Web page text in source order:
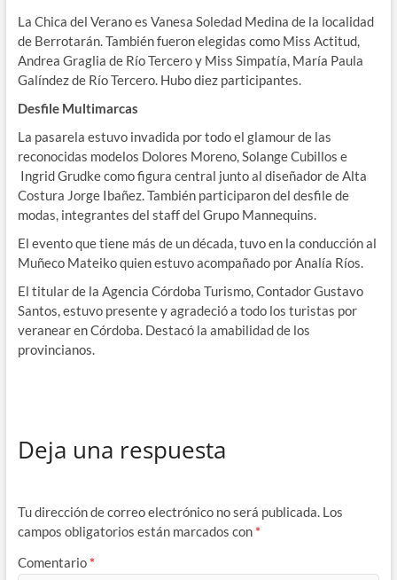
La Chica del Verano es Vanesa Soledad Medina de la localidad
de Berrotarán. También fueron elegidas como Miss Actitud,
Andrea Graglia de Río Tercero y Miss Simpatía, María Paula
Galíndez de Río Tercero. Hubo diez participantes.
Desfile Multimarcas
La pasarela estuvo invadida por todo el glamour de las
reconocidas modelos Dolores Moreno, Solange Cubillos e
Ingrid Grudke como figura central junto al diseñador de Alta
Costura Jorge Ibañez. También participaron del desfile de
modas, integrantes del staff del Grupo Mannequins.
El evento que tiene más de un década, tuvo en la conducción al
Muñeco Mateiko quien estuvo acompañado por Analía Ríos.
El titular de la Agencia Córdoba Turismo, Contador Gustavo
Santos, estuvo presente y agradeció a todo los turistas por
veranear en Córdoba. Destacó la amabilidad de los
provincianos.
Deja una respuesta
Tu dirección de correo electrónico no será publicada. Los
campos obligatorios están marcados con *
Comentario *